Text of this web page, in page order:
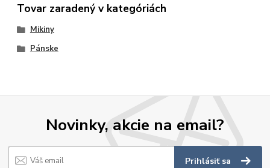
Tovar zaradený v kategóriách
Mikiny
Pánske
Novinky, akcie na email?
Prihlásiť sa